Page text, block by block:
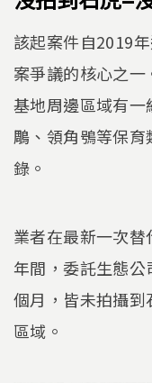
該起案件自2019
案爭議的核心之
基地周邊區域有
鵰、領角鴞等保
錄。
業者在最新一次
年間，委託生態
個月，皆未拍攝
區域。